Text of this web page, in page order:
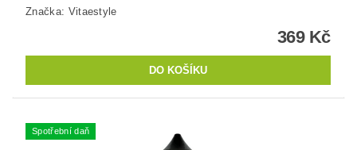
Značka: Vitaestyle
369 Kč
Spotřební daň